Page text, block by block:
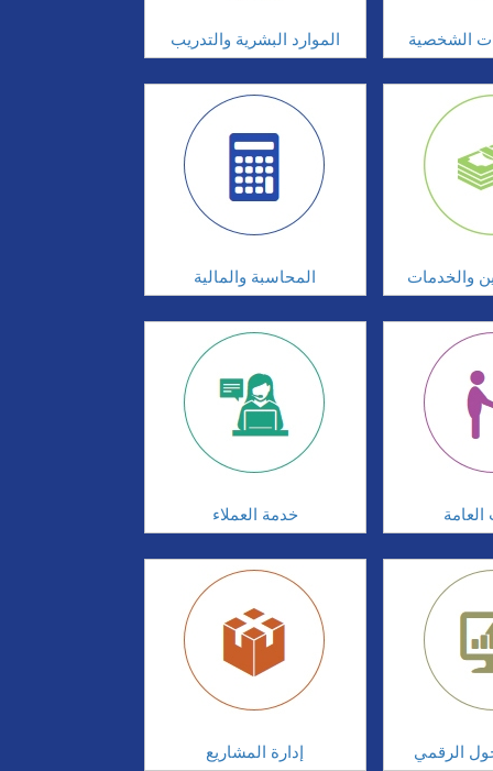
الموارد البشرية والتدريب الشخصية
المحاسبة والمالية والخدمات
خدمة العملاء العامة
إدارة المشاريع الرقمي